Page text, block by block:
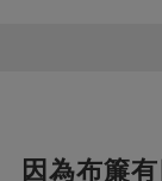
因為布簾